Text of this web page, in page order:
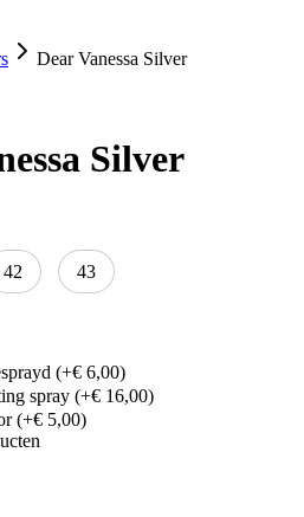
Dear Vanessa Silver
Silver
42 43
(+€ 6,00)
spray (+€ 16,00)
(+€ 5,00)